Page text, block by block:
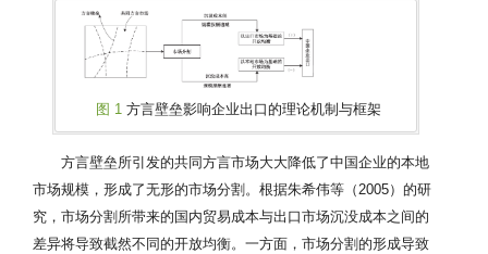
图 1方言壁垒影响企业出口的理论机制与框架
方言壁垒所引发的共同方言市场大大降低了中国企业的本地
市场规模，形成了无形的市场分割。根据朱希伟等（2005）的研
究，市场分割所带来的国内贸易成本与出口市场沉没成本之间的
差异将导致截然不同的开放均衡。一方面，市场分割的形成导致